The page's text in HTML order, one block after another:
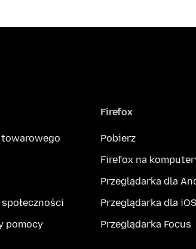
towarowego
społeczności
pomocy
Firefox
Pobierz
Firefox na
Przeglądarka dla
Przeglądarka dla iOS
Przeglądarka Focus